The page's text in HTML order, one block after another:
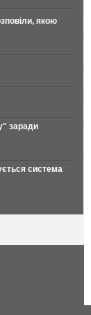
якою
заради
система